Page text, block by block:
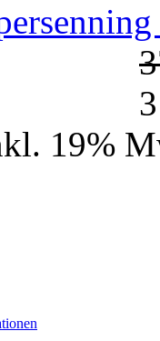
19%